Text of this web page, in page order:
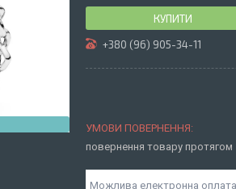
КУПИТИ
+380 (96) 905-34-11
повернення товару протягом